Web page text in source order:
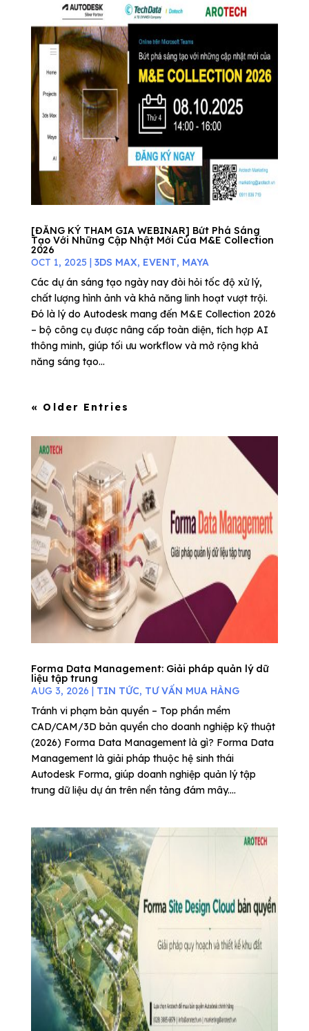
[ĐĂNG KÝ THAM GIA WEBINAR] Bứt Phá Sáng
Tạo Với Những Cập Nhật Mới Của M&E Collection
2026
OCT 1, 2025 | 3DS MAX, EVENT, MAYA
Các dự án sáng tạo ngày nay đòi hỏi tốc độ xử lý,
chất lượng hình ảnh và khả năng linh hoạt vượt trội.
Đó là lý do Autodesk mang đến M&E Collection 2026
– bộ công cụ được nâng cấp toàn diện, tích hợp AI
thông minh, giúp tối ưu workflow và mở rộng khả
năng sáng tạo...
« Older Entries
Forma Data Management: Giải pháp quản lý dữ
liệu tập trung
AUG 3, 2026 | TIN TỨC, TƯ VẤN MUA HÀNG
Tránh vi phạm bản quyền – Top phần mềm
CAD/CAM/3D bản quyền cho doanh nghiệp kỹ thuật
(2026) Forma Data Management là gì? Forma Data
Management là giải pháp thuộc hệ sinh thái
Autodesk Forma, giúp doanh nghiệp quản lý tập
trung dữ liệu dự án trên nền tảng đám mây....